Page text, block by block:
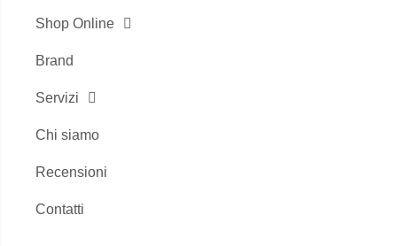
Shop Online
Brand
Servizi
Chi siamo
Recensioni
Contatti